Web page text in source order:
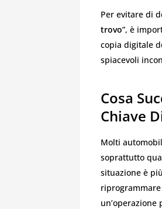
Per evitare di
trovo”, è
copia digitale
spiacevoli
Cosa
Chiave
Molti
soprattutto
situazione è